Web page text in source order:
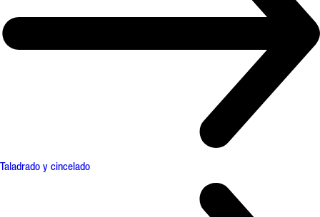
Taladrado y cincelado